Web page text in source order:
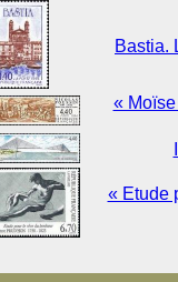
Bastia.
«
« Etude